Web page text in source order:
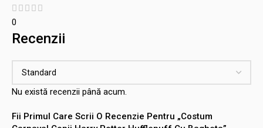
0
Recenzii
Nu există recenzii până acum.
Fii Primul Care Scrii O Recenzie Pentru „Costum